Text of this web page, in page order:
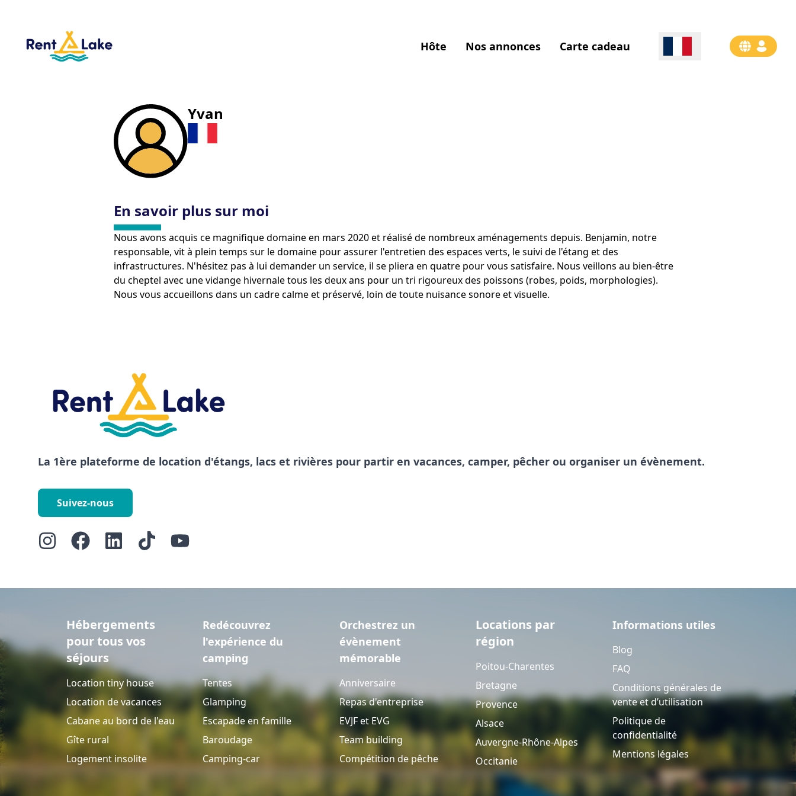
Hôte Nos annonces Carte cadeau
Yvan
En savoir plus sur moi
Nous avons acquis ce magnifique domaine en mars 2020 et réalisé de nombreux aménagements depuis. Benjamin, notre
responsable, vit à plein temps sur le domaine pour assurer l'entretien des espaces verts, le suivi de l'étang et des
infrastructures. N'hésitez pas à lui demander un service, il se pliera en quatre pour vous satisfaire. Nous veillons au bien-être
du cheptel avec une vidange hivernale tous les deux ans pour un tri rigoureux des poissons (robes, poids, morphologies).
Nous vous accueillons dans un cadre calme et préservé, loin de toute nuisance sonore et visuelle.
La 1ère plateforme de location d'étangs, lacs et rivières pour partir en vacances, camper, pêcher ou organiser un évènement.
Suivez-nous
Hébergements
pour tous vos
séjours
Location tiny house
Location de vacances
Cabane au bord de l'eau
Gîte rural
Logement insolite
Redécouvrez
l'expérience du
camping
Tentes
Glamping
Escapade en famille
Baroudage
Camping-car
Orchestrez un
évènement
mémorable
Anniversaire
Repas d'entreprise
EVJF et EVG
Team building
Compétition de pêche
Locations par
région
Poitou-Charentes
Bretagne
Provence
Alsace
Auvergne-Rhône-Alpes
Occitanie
Informations utiles
Blog
FAQ
Conditions générales de
vente et d’utilisation
Politique de
confidentialité
Mentions légales